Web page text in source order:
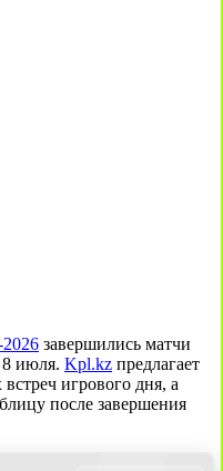
2026 завершились матчи
8 июля. Kpl.kz предлагает
игрового дня, а
после завершения